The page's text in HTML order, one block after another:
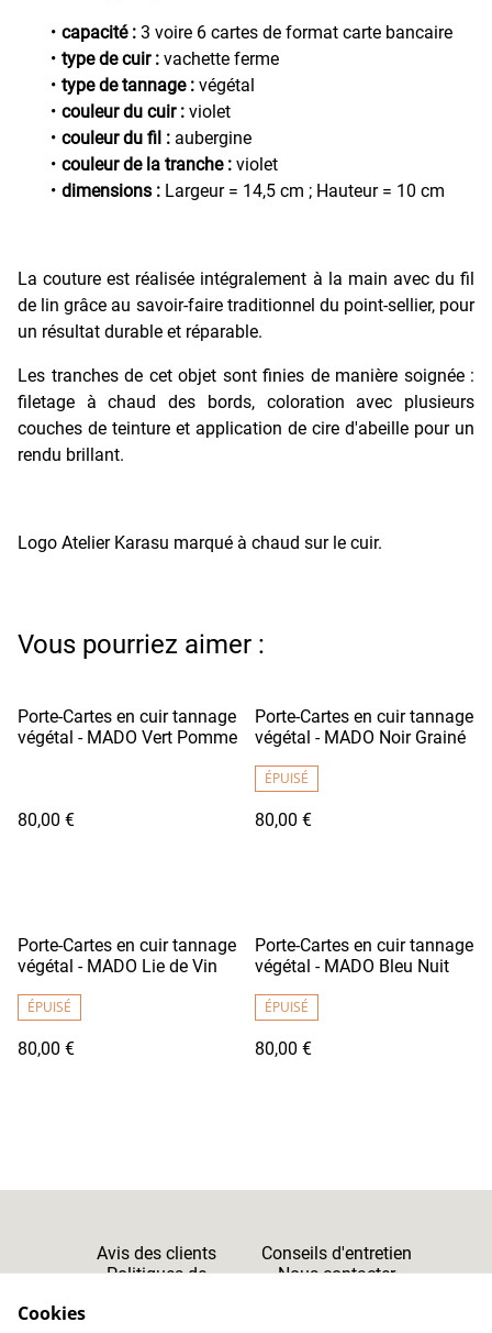
capacité : 3 voire 6 cartes de format carte bancaire
type de cuir : vachette ferme
type de tannage : végétal
couleur du cuir : violet
couleur du fil : aubergine
couleur de la tranche : violet
dimensions : Largeur = 14,5 cm ; Hauteur = 10 cm
La couture est réalisée intégralement à la main avec du fil
de lin grâce au savoir-faire traditionnel du point-sellier, pour
un résultat durable et réparable.
Les tranches de cet objet sont finies de manière soignée :
filetage à chaud des bords, coloration avec plusieurs
couches de teinture et application de cire d'abeille pour un
rendu brillant.
Logo Atelier Karasu marqué à chaud sur le cuir.
Vous pourriez aimer :
Porte-Cartes en cuir tannage
végétal - MADO Vert Pomme
80,00 €
Porte-Cartes en cuir tannage
végétal - MADO Noir Grainé
ÉPUISÉ
80,00 €
Porte-Cartes en cuir tannage
végétal - MADO Lie de Vin
ÉPUISÉ
80,00 €
Porte-Cartes en cuir tannage
végétal - MADO Bleu Nuit
ÉPUISÉ
80,00 €
Avis des clients
Conseils d'entretien
Politiques de
Nous contacter
Cookies